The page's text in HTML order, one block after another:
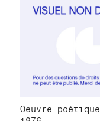
Oeuvre poétique